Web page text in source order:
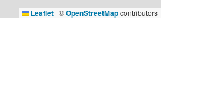
Leaflet | ©OpenStreetMapcontributors